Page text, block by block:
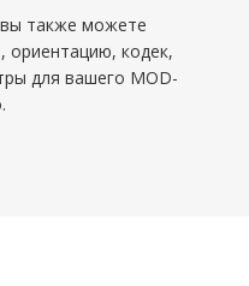
также можете
ориентацию, кодек,
для вашего MOD-